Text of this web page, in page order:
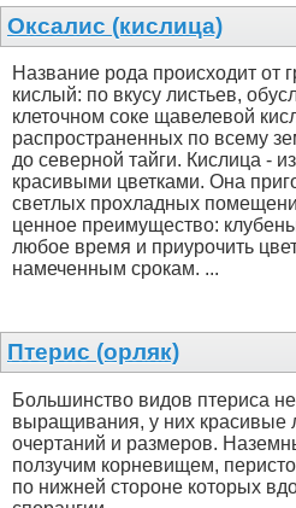
Оксалис (кислица)
Название рода происходит от
кислый: по вкусу листьев,
клеточном соке щавелевой
распространенных по всему
до северной тайги. Кислица -
красивыми цветками. Она
светлых прохладных
ценное преимущество:
любое время и приурочить
намеченным срокам. ...
Птерис (орляк)
Большинство видов птериса
выращивания, у них красивые
очертаний и размеров.
ползучим корневищем,
по нижней стороне которых